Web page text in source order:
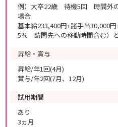
例）大卒22歳 待機5回 時間外
場合
基本給233,400円+諸手当30,000
5％ 訪問先への移動時間含む）と
昇給・賞与
昇給/年1回(4月)
賞与/年2回(7月、12月)
試用期間
あり
3ヵ月